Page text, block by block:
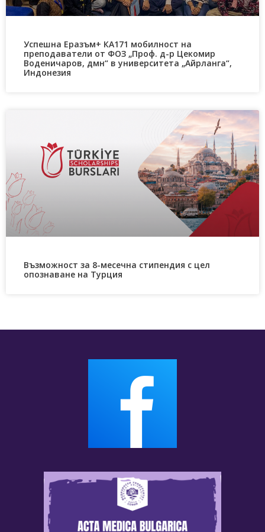
Успешна Еразъм+ КА171 мобилност на
преподаватели от ФОЗ „Проф. д-р Цекомир
Воденичаров, дмн“ в университета „Айрланга“,
Индонезия
Възможност за 8-месечна стипендия с цел
опознаване на Турция